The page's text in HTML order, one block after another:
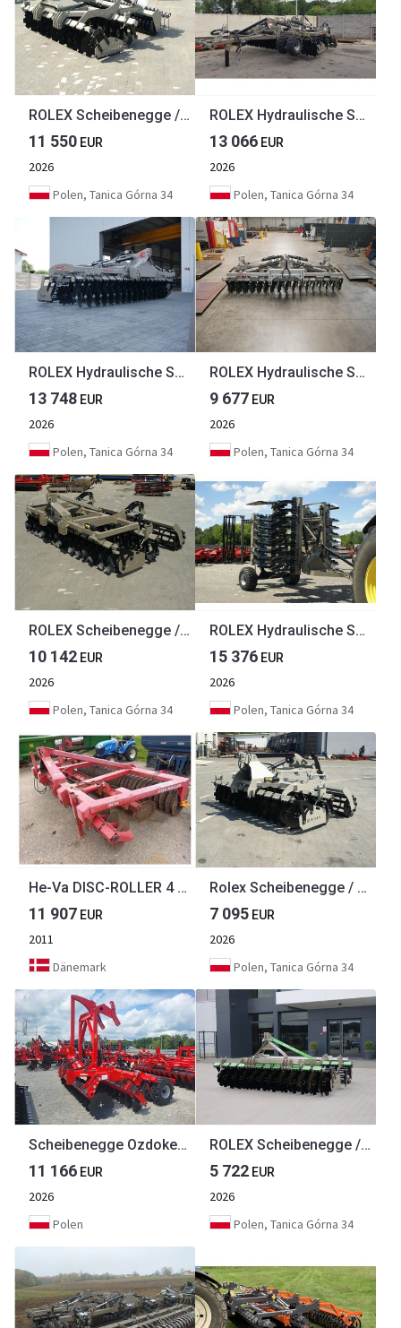
ROLEX Scheibenegge / Discs harrow / Dechaumeur à disques / Erpice a dischi / Дисковая борона / Brona talerzowa 3 m
11 550 EUR
2026
Polen, Tanica Górna 34
ROLEX Hydraulische Scheibenegge / Hydraulic discs harrow / Dechaumeur à disques / Erpice a dischi / Дисковая гидравлическая борона тип лёгкий с тележкой / Brona talerzowa hydraulicznie składana lekka 4 m
13 066 EUR
2026
Polen, Tanica Górna 34
ROLEX Hydraulische Scheibenegge / Hydraulic discs harrow / Dechaumeur à disques / Erpice a dischi / Grada de discos / Гидравлическая дисковая борона тяжёлая / Brona talerzowa 4 m
13 748 EUR
2026
Polen, Tanica Górna 34
ROLEX Hydraulische Scheibenegge / Hydraulic discs harrow / Dechaumeur à disques / Erpice a dischi / Гидравлическая дисковая борона / Brona talerzowa hydraulicznie składana lekka 4 m
9 677 EUR
2026
Polen, Tanica Górna 34
ROLEX Scheibenegge / Cross-Cutter harrow / Dechaumeur cross-cutter / Cross Cutter erpice / Борона с поперечным катком жёсткий/ Brona cross cutter sztywna 4 m
10 142 EUR
2026
Polen, Tanica Górna 34
ROLEX Hydraulische Scheibenegge / Hydraulic discs harrow / Dechaumeur à disques / Erpice a dischi / Гидравлическая дисковая борона / Brona talerzowa hydraulicznie składana ciężka 4 m
15 376 EUR
2026
Polen, Tanica Górna 34
He-Va DISC-ROLLER 4 Meter.
11 907 EUR
2011
Dänemark
Rolex Scheibenegge / Disc harrow with hydropack / Déchaumeur à disques avec support semoir / Erpice a dischi / Cultivador de discos con hydropack / Дисковая борона с гидропаком 3 m
7 095 EUR
2026
Polen, Tanica Górna 34
Scheibenegge Ozdoken Combidisc T300 3m - sofort verfügbar
11 166 EUR
2026
Polen
ROLEX Scheibenegge / Discs harrow / Dechaumeur à disques / Erpice a dischi / Grada de discos / Дисковая борона / Brona talerzowa 3 m
5 722 EUR
2026
Polen, Tanica Górna 34